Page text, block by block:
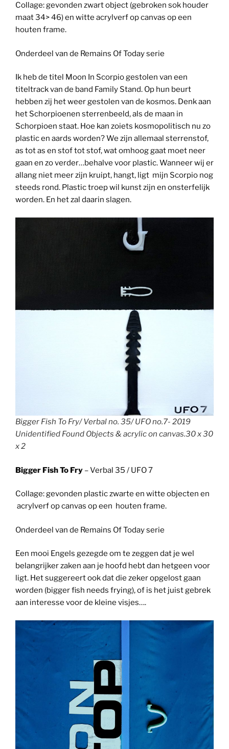
Collage: gevonden zwart object (gebroken sok houder
maat 34> 46) en witte acrylverf op canvas op een
houten frame.
Onderdeel van de Remains Of Today serie
Ik heb de titel Moon In Scorpio gestolen van een
titeltrack van de band Family Stand. Op hun beurt
hebben zij het weer gestolen van de kosmos. Denk aan
het Schorpioenen sterrenbeeld, als de maan in
Schorpioen staat. Hoe kan zoiets kosmopolitisch nu zo
plastic en aards worden? We zijn allemaal sterrenstof,
as tot as en stof tot stof, wat omhoog gaat moet neer
gaan en zo verder…behalve voor plastic. Wanneer wij er
allang niet meer zijn kruipt, hangt, ligt mijn Scorpio nog
steeds rond. Plastic troep wil kunst zijn en onsterfelijk
worden. En het zal daarin slagen.
Bigger Fish To Fry/ Verbal no. 35/ UFO no.7- 2019
Unidentified Found Objects & acrylic on canvas.30 x 30
x 2
Bigger Fish To Fry – Verbal 35 / UFO 7
Collage: gevonden plastic zwarte en witte objecten en
acrylverf op canvas op een houten frame.
Onderdeel van de Remains Of Today serie
Een mooi Engels gezegde om te zeggen dat je wel
belangrijker zaken aan je hoofd hebt dan hetgeen voor
ligt. Het suggereert ook dat die zeker opgelost gaan
worden (bigger fish needs frying), of is het juist gebrek
aan interesse voor de kleine visjes….